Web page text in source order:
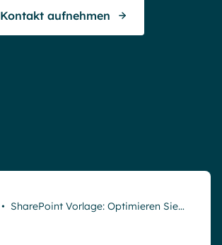
Kontakt aufnehmen
• SharePoint Vorlage: Optimieren Sie…